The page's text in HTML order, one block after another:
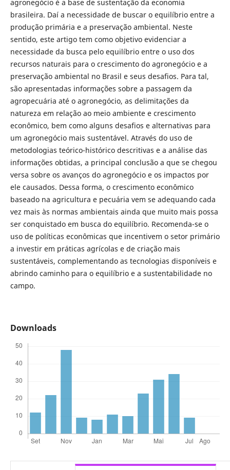
agronegócio é a base de sustentação da economia
brasileira. Daí a necessidade de buscar o equilíbrio entre a
produção primária e a preservação ambiental. Neste
sentido, este artigo tem como objetivo evidenciar a
necessidade da busca pelo equilíbrio entre o uso dos
recursos naturais para o crescimento do agronegócio e a
preservação ambiental no Brasil e seus desafios. Para tal,
são apresentadas informações sobre a passagem da
agropecuária até o agronegócio, as delimitações da
natureza em relação ao meio ambiente e crescimento
econômico, bem como alguns desafios e alternativas para
um agronegócio mais sustentável. Através do uso de
metodologias teórico-histórico descritivas e a análise das
informações obtidas, a principal conclusão a que se chegou
versa sobre os avanços do agronegócio e os impactos por
ele causados. Dessa forma, o crescimento econômico
baseado na agricultura e pecuária vem se adequando cada
vez mais às normas ambientais ainda que muito mais possa
ser conquistado em busca do equilíbrio. Recomenda-se o
uso de políticas econômicas que incentivem o setor primário
a investir em práticas agrícolas e de criação mais
sustentáveis, complementando as tecnologias disponíveis e
abrindo caminho para o equilíbrio e a sustentabilidade no
campo.
Downloads